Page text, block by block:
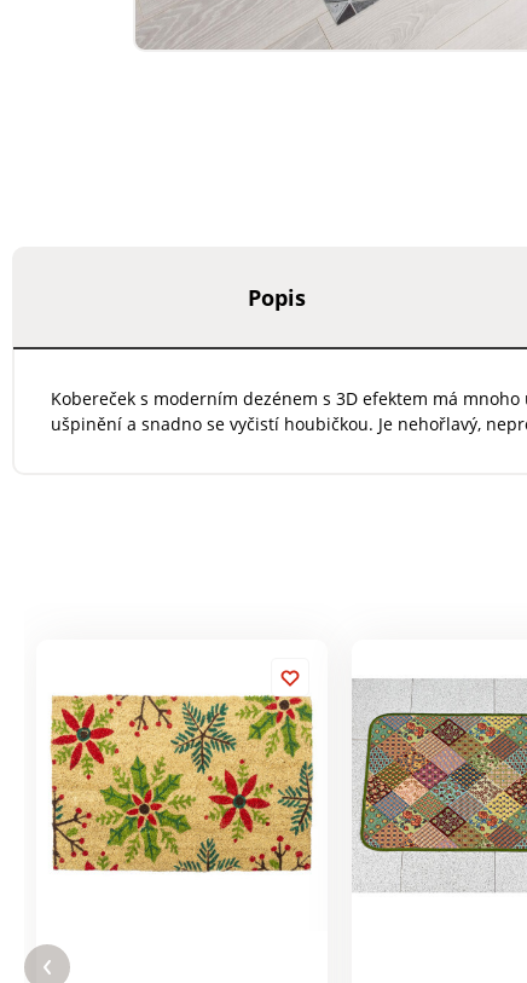
Popis
Kobereček s moderním dezénem s 3D efektem má
ušpinění a snadno se vyčistí houbičkou. Je nehořlavý,